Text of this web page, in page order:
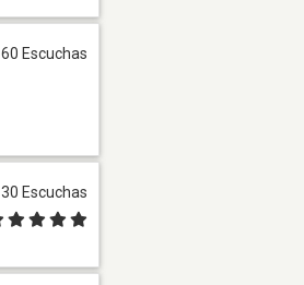
60 Escuchas
30 Escuchas